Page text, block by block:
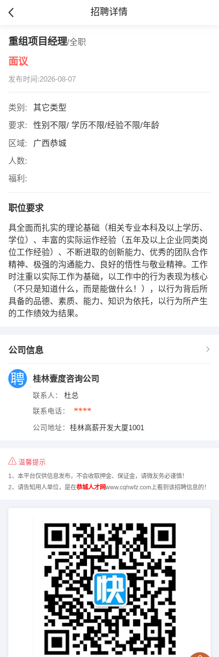
招聘详情
重组项目经理/全职
面议
发布时间:2026-08-07
类别:
其它类型
要求:
性别不限/ 学历不限/经验不限/年龄
区域:
广西恭城
人数:
福利:
职位要求
具全面而扎实的理论基础（相关专业本科及以上学历、
学位）、丰富的实际运作经验（五年及以上企业同类岗
位工作经验）、不断进取的创新能力、优秀的团队合作
精神、极强的沟通能力、良好的悟性与敬业精神。工作
时注重以实际工作为基础，以工作中的行为表现为核心
（不只是知道什么，而是能做什么！），以行为背后所
具备的品德、素质、能力、知识为依托，以行为所产生
的工作绩效为结果。
公司信息
桂林壹度咨询公司
联系人： 杜总
联系电话： ****
公司地址： 桂林高薪开发大厦1001
温馨提示
1、本平台仅供信息发布，不会收取押金、保证金，请微友务必谨慎！
2、请告知用人单位，是在恭城人才网www.cqhwfz.com上看到该招聘信息的！